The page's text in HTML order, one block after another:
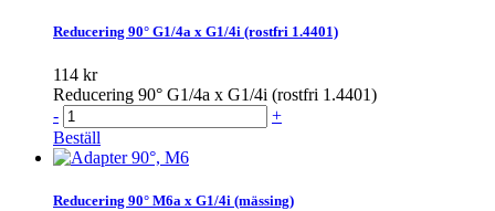
Reducering 90° G1/4a x G1/4i (rostfri 1.4401)
114 kr
Reducering 90° G1/4a x G1/4i (rostfri 1.4401)
-
+
Beställ
Reducering 90° M6a x G1/4i (mässing)